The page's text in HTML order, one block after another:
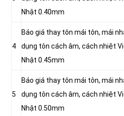
Nhật 0.40mm
4
Báo giá thay tôn mái tôn, mái
dụng tôn cách âm, cách nhiệt
Nhật 0.45mm
5
Báo giá thay tôn mái tôn, mái
dụng tôn cách âm, cách nhiệt
Nhật 0.50mm